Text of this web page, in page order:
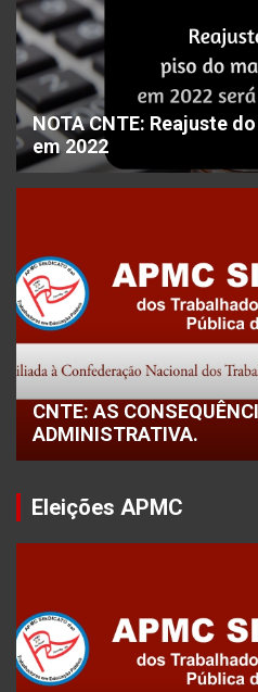
NOTA CNTE: Reajuste
em 2022
CNTE: AS
ADMINISTRATIVA.
Eleições APMC